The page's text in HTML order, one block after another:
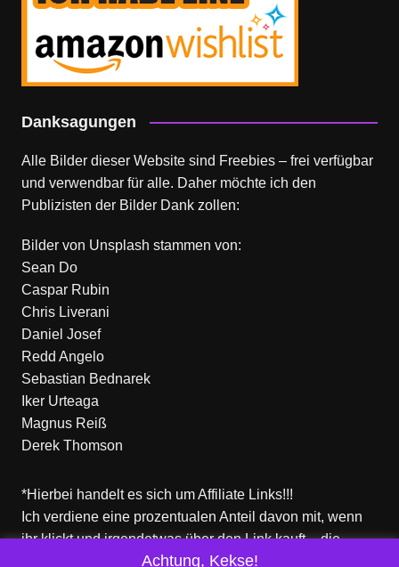
Danksagungen
Alle Bilder dieser Website sind Freebies – frei verfügbar
und verwendbar für alle. Daher möchte ich den
Publizisten der Bilder Dank zollen:
Bilder von Unsplash stammen von:
Sean Do
Caspar Rubin
Chris Liverani
Daniel Josef
Redd Angelo
Sebastian Bednarek
Iker Urteaga
Magnus Reiß
Derek Thomson
*Hierbei handelt es sich um Affiliate Links!!!
Ich verdiene eine prozentualen Anteil davon mit, wenn
ihr klickt und irgendetwas über den Link kauft – die
Produkte dort sind aber nicht von mir!
Achtung, Kekse!